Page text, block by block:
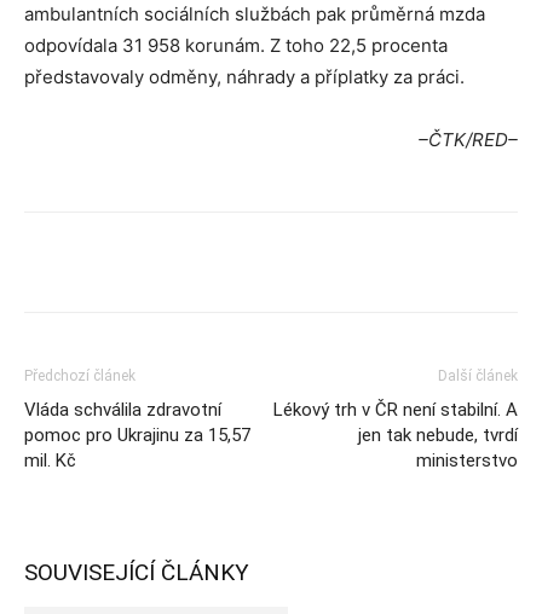
ambulantních sociálních službách pak průměrná mzda
odpovídala 31 958 korunám. Z toho 22,5 procenta
představovaly odměny, náhrady a příplatky za práci.
–ČTK/RED–
Předchozí článek
Vláda schválila zdravotní
pomoc pro Ukrajinu za 15,57
mil. Kč
Další článek
Lékový trh v ČR není stabilní. A
jen tak nebude, tvrdí
ministerstvo
SOUVISEJÍCÍ ČLÁNKY